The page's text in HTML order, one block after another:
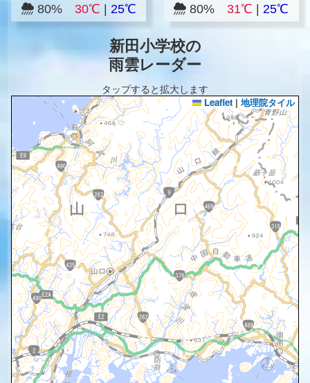
80% 30℃ 25℃ 80%31℃ 25℃
新田小学校の
雨雲レーダー
タップすると拡大します
Leaflet | 地理院タイル